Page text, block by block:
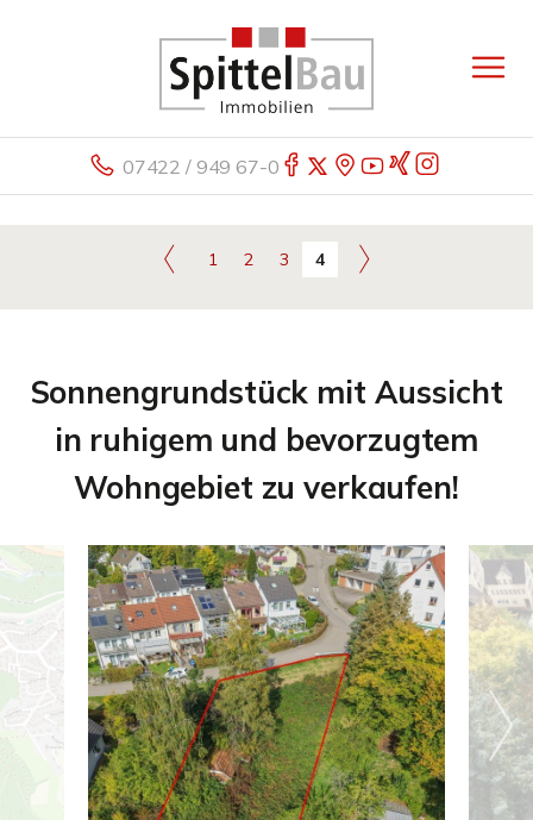
07422 / 949 67-0
1 2 3 4
Sonnengrundstück mit Aussicht
in ruhigem und bevorzugtem
Wohngebiet zu verkaufen!